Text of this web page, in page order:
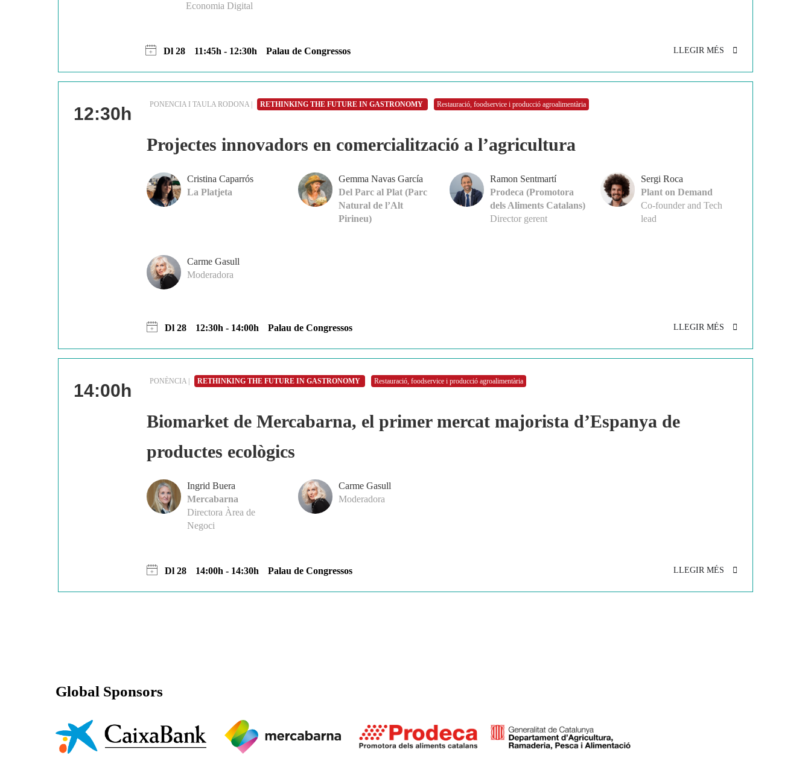
Economia Digital
Dl 28 11:45h - 12:30h Palau de Congressos LLEGIR MÉS
12:30h PONENCIA I TAULA RODONA | RETHINKING THE FUTURE IN GASTRONOMY Restauració, foodservice i producció agroalimentària
Projectes innovadors en comercialització a l’agricultura
Cristina Caparrós
La Platjeta
Gemma Navas García
Del Parc al Plat (Parc
Natural de l’Alt
Pirineu)
Ramon Sentmartí
Prodeca (Promotora
dels Aliments Catalans)
Director gerent
Sergi Roca
Plant on Demand
Co-founder and Tech
lead
Carme Gasull
Moderadora
Dl 28 12:30h - 14:00h Palau de Congressos LLEGIR MÉS
14:00h PONÈNCIA | RETHINKING THE FUTURE IN GASTRONOMY Restauració, foodservice i producció agroalimentària
Biomarket de Mercabarna, el primer mercat majorista d’Espanya de
productes ecològics
Ingrid Buera
Mercabarna
Directora Àrea de
Negoci
Carme Gasull
Moderadora
Dl 28 14:00h - 14:30h Palau de Congressos LLEGIR MÉS
Global Sponsors